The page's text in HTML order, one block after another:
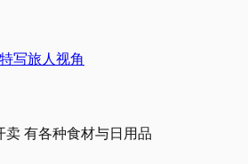
写旅人视角